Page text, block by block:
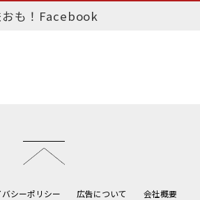
も！Facebook
バシーポリシー 広告について 会社概要